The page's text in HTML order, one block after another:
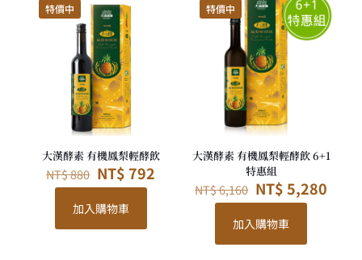
特價中
大漢酵素 有機鳳梨輕酵飲
NT$880 原
始
價
格：
NT$ 880。
NT$ 792
加入購物車
特價中
大漢酵素 有機鳳梨輕酵飲 6+1
特惠組
NT$6,160 原
始
價
格：
NT$ 6,160。
NT$5,280
加入購物車